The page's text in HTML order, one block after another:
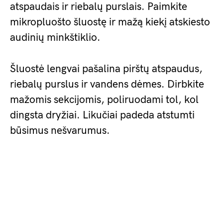
atspaudais ir riebalų purslais. Paimkite
mikropluošto šluostę ir mažą kiekį atskiesto
audinių minkštiklio.
Šluostė lengvai pašalina pirštų atspaudus,
riebalų purslus ir vandens dėmes. Dirbkite
mažomis sekcijomis, poliruodami tol, kol
dingsta dryžiai. Likučiai padeda atstumti
būsimus nešvarumus.